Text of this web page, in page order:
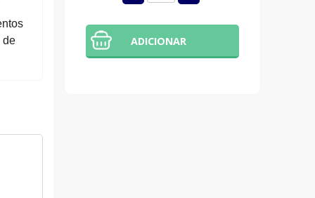
de
ADICIONAR